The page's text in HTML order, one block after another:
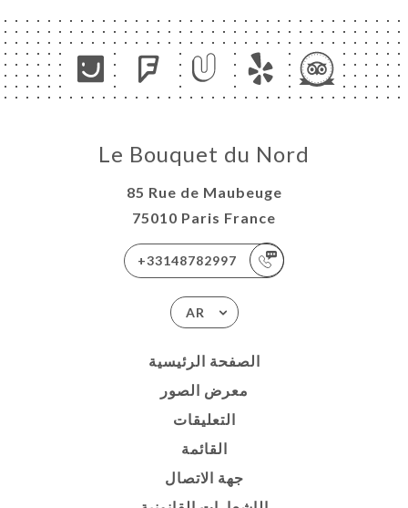
Le Bouquet du Nord
85 Rue de Maubeuge
75010 Paris France
+33148782997
AR
الصفحة الرئيسية
معرض الصور
التعليقات
القائمة
جهة الاتصال